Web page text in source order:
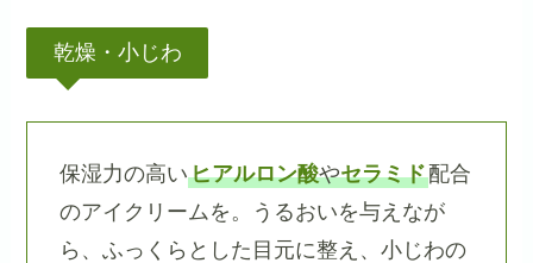
乾燥・小じわ
保湿力の高いヒアルロン酸やセラミド配合
のアイクリームを。うるおいを与えなが
ら、ふっくらとした目元に整え、小じわの